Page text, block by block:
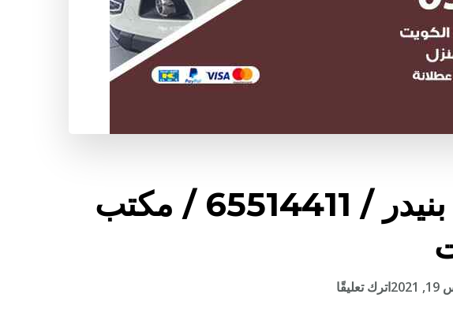
شراء وبيع سيارات بنيدر / 65514411 / مكتب
اترك تعليقًا